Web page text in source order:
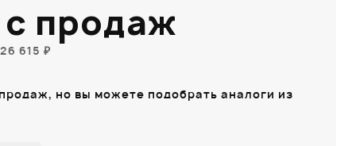
продаж
615 ₽
но вы можете подобрать аналоги из